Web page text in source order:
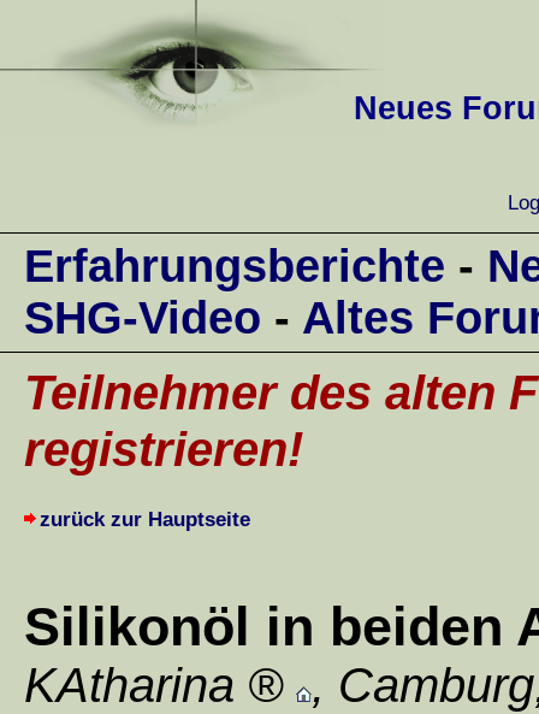
Neues
Erfahrungsberichte -
SHG-Video - Altes
Teilnehmer des alten
registrieren!
zurück zur Hauptseite
Silikonöl in beiden
KAtharina , Camburg